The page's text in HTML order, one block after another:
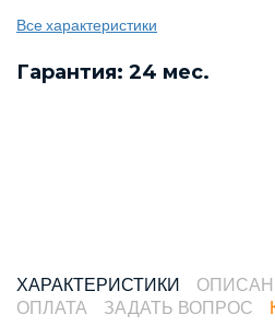
Все характеристики
Гарантия: 24 мес.
ХАРАКТЕРИСТИКИ
ОПЛАТА
ЗАДАТЬ ВОПРОС